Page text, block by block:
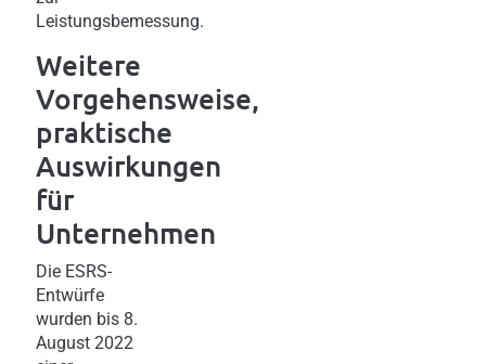
Leistungsbemessung.
Weitere
Vorgehensweise,
praktische
Auswirkungen
für
Unternehmen
Die ESRS-
Entwürfe
wurden bis 8.
August 2022